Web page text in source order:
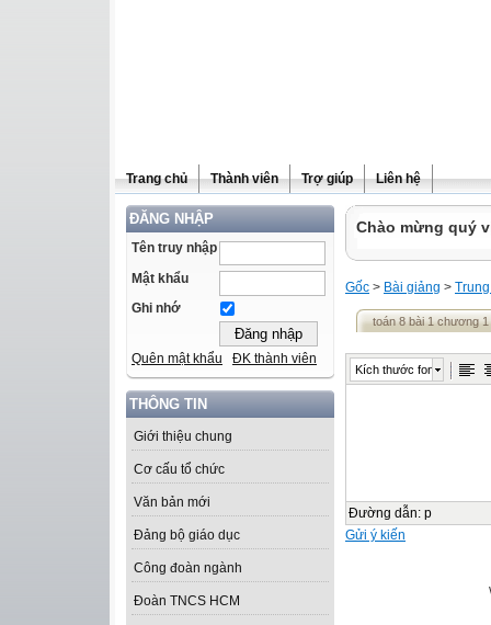
Trang chủ Thành viên Trợ giúp Liên hệ
ĐĂNG NHẬP
Tên truy nhập
Mật khẩu
Ghi nhớ
Quên mật khẩu ĐK thành viên
THÔNG TIN
Giới thiệu chung
Cơ cấu tổ chức
Văn bản mới
Đảng bộ giáo dục
Công đoàn ngành
Đoàn TNCS HCM
Chào mừng quý
Gốc > Bài giảng >
toán 8 bài 1 chương 1
Kích thước font
Đường dẫn: p
Gửi ý kiến